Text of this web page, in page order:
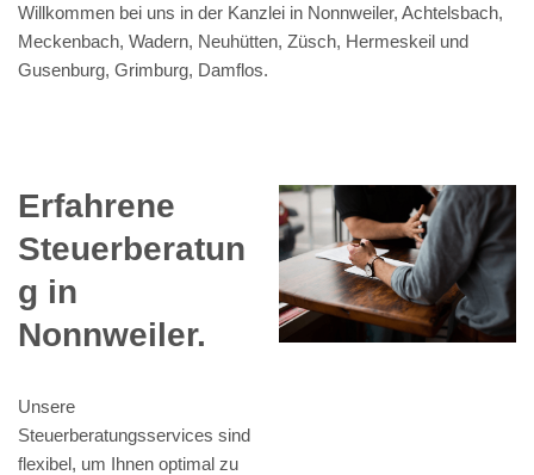
Willkommen bei uns in der Kanzlei in Nonnweiler, Achtelsbach,
Meckenbach, Wadern, Neuhütten, Züsch, Hermeskeil und
Gusenburg, Grimburg, Damflos.
Erfahrene
Steuerberatun
g in
Nonnweiler.
Unsere
Steuerberatungsservices sind
flexibel, um Ihnen optimal zu